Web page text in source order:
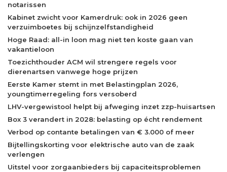
notarissen
Kabinet zwicht voor Kamerdruk: ook in 2026 geen
verzuimboetes bij schijnzelfstandigheid
Hoge Raad: all-in loon mag niet ten koste gaan van
vakantieloon
Toezichthouder ACM wil strengere regels voor
dierenartsen vanwege hoge prijzen
Eerste Kamer stemt in met Belastingplan 2026,
youngtimerregeling fors versoberd
LHV-vergewistool helpt bij afweging inzet zzp-huisartsen
Box 3 verandert in 2028: belasting op écht rendement
Verbod op contante betalingen van € 3.000 of meer
Bijtellingskorting voor elektrische auto van de zaak
verlengen
Uitstel voor zorgaanbieders bij capaciteitsproblemen